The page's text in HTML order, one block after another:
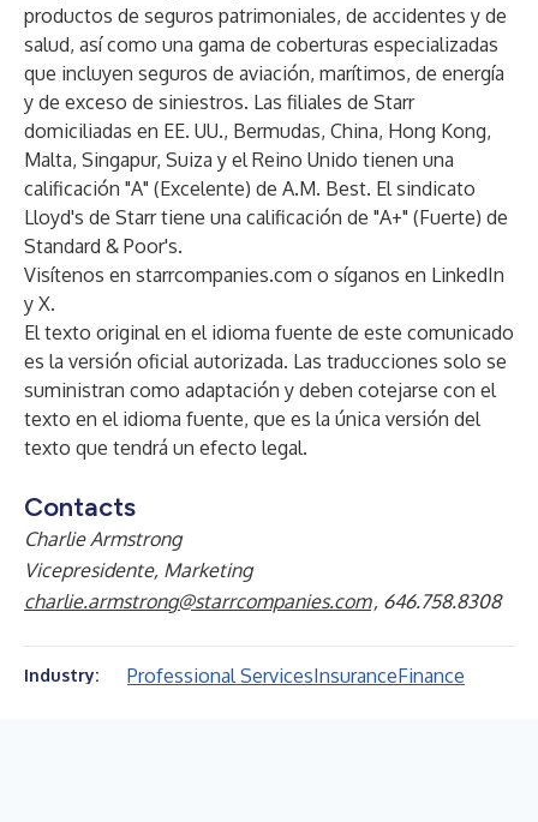
productos de seguros patrimoniales, de accidentes y de
salud, así como una gama de coberturas especializadas
que incluyen seguros de aviación, marítimos, de energía
y de exceso de siniestros. Las filiales de Starr
domiciliadas en EE. UU., Bermudas, China, Hong Kong,
Malta, Singapur, Suiza y el Reino Unido tienen una
calificación "A" (Excelente) de A.M. Best. El sindicato
Lloyd's de Starr tiene una calificación de "A+" (Fuerte) de
Standard & Poor's.
Visítenos en starrcompanies.com o síganos en LinkedIn
y X.
El texto original en el idioma fuente de este comunicado
es la versión oficial autorizada. Las traducciones solo se
suministran como adaptación y deben cotejarse con el
texto en el idioma fuente, que es la única versión del
texto que tendrá un efecto legal.
Contacts
Charlie Armstrong
Vicepresidente, Marketing
charlie.armstrong@starrcompanies.com, 646.758.8308
Industry: Professional ServicesInsuranceFinance